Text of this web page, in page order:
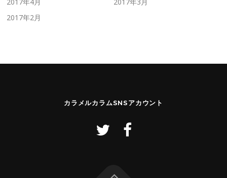
2017年4月
2017年3月
2017年2月
カラメルカラムSNSアカウント